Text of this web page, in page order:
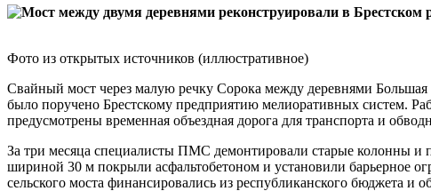
Фото из открытых источников (иллюстративное)
Свайный мост через малую речку Сорока между деревнями
было поручено Брестскому предприятию мелиоративных систем.
предусмотрены временная объездная дорога для транспорта и
За три месяца специалисты ПМС демонтировали старые колонны и
шириной 30 м покрыли асфальтобетоном и установили барьерное
сельского моста финансировались из республиканского бюджета и